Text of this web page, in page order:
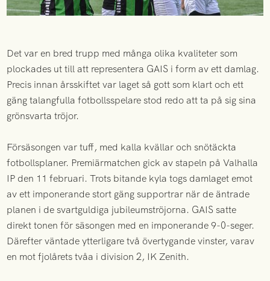
Det var en bred trupp med många olika kvaliteter som
plockades ut till att representera GAIS i form av ett damlag.
Precis innan årsskiftet var laget så gott som klart och ett
gäng talangfulla fotbollsspelare stod redo att ta på sig sina
grönsvarta tröjor.
Försäsongen var tuff, med kalla kvällar och snötäckta
fotbollsplaner. Premiärmatchen gick av stapeln på Valhalla
IP den 11 februari. Trots bitande kyla togs damlaget emot
av ett imponerande stort gäng supportrar när de äntrade
planen i de svartguldiga jubileumströjorna. GAIS satte
direkt tonen för säsongen med en imponerande 9-0-seger.
Därefter väntade ytterligare två övertygande vinster, varav
en mot fjolårets tvåa i division 2, IK Zenith.